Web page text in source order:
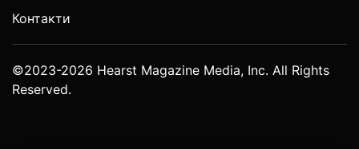
Контакти
©2023-2026 Hearst Magazine Media, Inc. All Rights
Reserved.